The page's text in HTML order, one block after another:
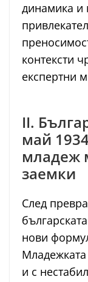
динамика и
контексти
експертни
II.
май
младеж
заемки
След
нови
и с